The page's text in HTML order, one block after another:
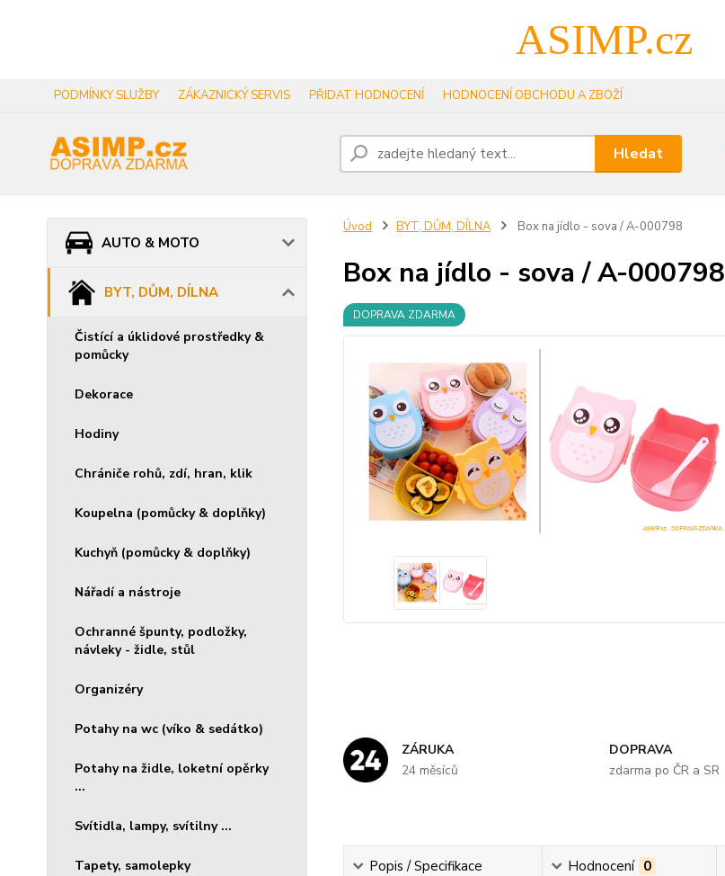
ASIMP.cz
PODMÍNKY SLUŽBY ZÁKAZNICKÝ SERVIS PŘIDAT HODNOCENÍ HODNOCENÍ OBCHODU A ZBOŽÍ
Hledat
AUTO & MOTO
BYT, DŮM, DÍLNA
Čistící a úklidové prostředky &
pomůcky
Dekorace
Hodiny
Chrániče rohů, zdí, hran, klik
Koupelna (pomůcky & doplňky)
Kuchyň (pomůcky & doplňky)
Nářadí a nástroje
Ochranné špunty, podložky,
návleky - židle, stůl
Organizéry
Potahy na wc (víko & sedátko)
Potahy na židle, loketní opěrky
...
Svítidla, lampy, svítilny ...
Tapety, samolepky
Úvod BYT, DŮM, DÍLNA Box na jídlo - sova / A-000798
Box na jídlo - sova / A-000798
DOPRAVA ZDARMA
ZÁRUKA
24 měsíců
DOPRAVA
zdarma po ČR a SR
Popis / Specifikace Hodnocení 0